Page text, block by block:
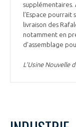
supplémentaires.
l’Espace
livraison des
notamment en
d’assemblage
L’Usine Nouvelle